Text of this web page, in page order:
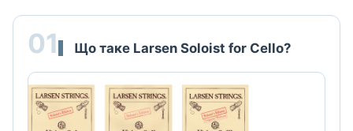
01 Що таке Larsen Soloist for Cello?